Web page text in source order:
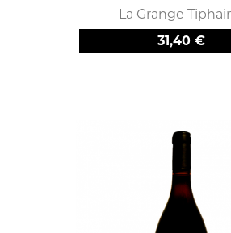
La Grange
Prix
31,40 €